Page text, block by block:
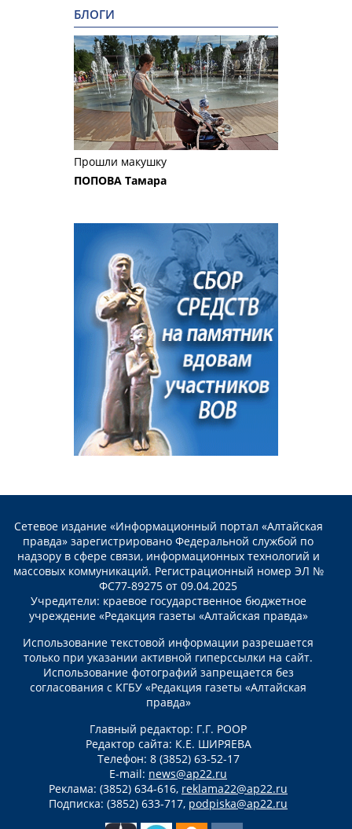
БЛОГИ
Прошли макушку
ПОПОВА Тамара
Сетевое издание «Информационный портал «Алтайская
правда» зарегистрировано Федеральной службой по
надзору в сфере связи, информационных технологий и
массовых коммуникаций. Регистрационный номер ЭЛ №
ФС77-89275 от 09.04.2025
Учредители: краевое государственное бюджетное
учреждение «Редакция газеты «Алтайская правда»
Использование текстовой информации разрешается
только при указании активной гиперссылки на сайт.
Использование фотографий запрещается без
согласования с КГБУ «Редакция газеты «Алтайская
правда»
Главный редактор: Г.Г. РООР
Редактор сайта: К.Е. ШИРЯЕВА
Телефон: 8 (3852) 63-52-17
E-mail: news@ap22.ru
Реклама: (3852) 634-616, reklama22@ap22.ru
Подписка: (3852) 633-717, podpiska@ap22.ru